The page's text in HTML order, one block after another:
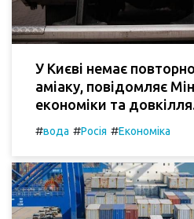
У Києві немає
аміаку, повідомляє
економіки та
#вода #Росія #Економіка